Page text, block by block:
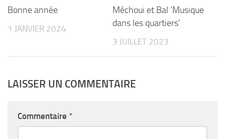
Bonne année
1 JANVIER 2024
Méchoui et Bal ‘Musique
dans les quartiers’
3 JUILLET 2023
LAISSER UN COMMENTAIRE
Commentaire *